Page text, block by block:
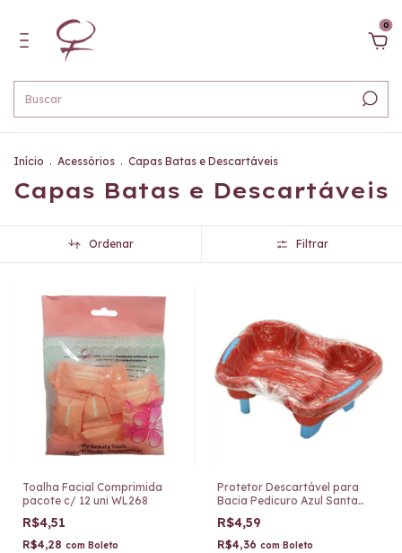
0
Início . Acessórios . Capas Batas e Descartáveis
Capas Batas e Descartáveis
Ordenar Filtrar
Toalha Facial Comprimida
pacote c/ 12 uni WL268
R$4,51
R$4,28 com Boleto
Protetor Descartável para
Bacia Pedicuro Azul Santa
Clara c/12uni 5235
R$4,59
R$4,36 com Boleto